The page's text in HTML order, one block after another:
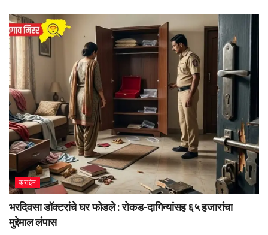
क्राईम
भरदिवसा डॉक्टरांचे घर फोडले : रोकड-दागिन्यांसह ६५ हजारांचा
मुद्देमाल लंपास